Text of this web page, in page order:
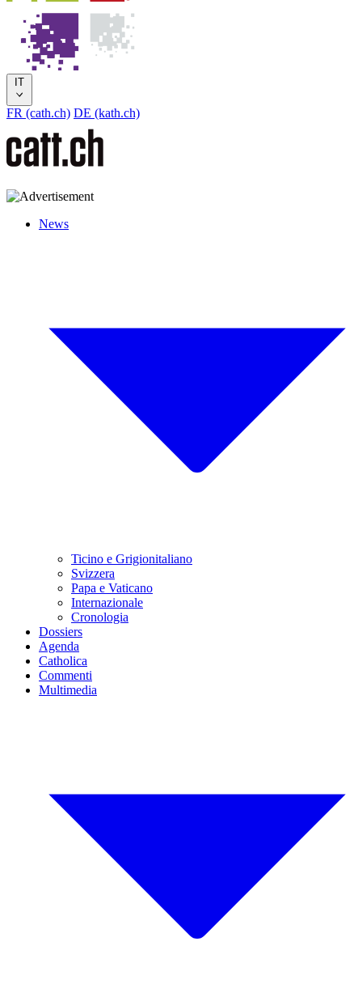
IT
FR (cath.ch) DE (kath.ch)
News
Ticino e Grigionitaliano
Svizzera
Papa e Vaticano
Internazionale
Cronologia
Dossiers
Agenda
Catholica
Commenti
Multimedia